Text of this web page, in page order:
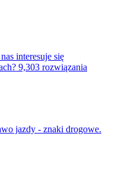
interesuje się
9,303 rozwiązania
jazdy - znaki drogowe.